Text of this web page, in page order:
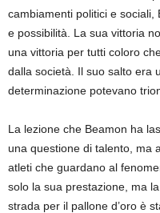
cambiamenti politici e sociali,
e possibilità. La sua vittoria
una vittoria per tutti coloro
dalla società. Il suo salto era
determinazione potevano
La lezione che Beamon ha
una questione di talento, ma
atleti che guardano al
solo la sua prestazione, ma
strada per il pallone d’oro è